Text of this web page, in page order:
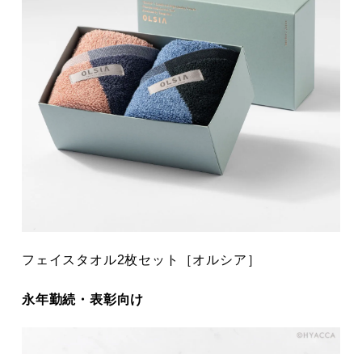
フェイスタオル2枚セット［オルシア］
永年勤続・表彰向け